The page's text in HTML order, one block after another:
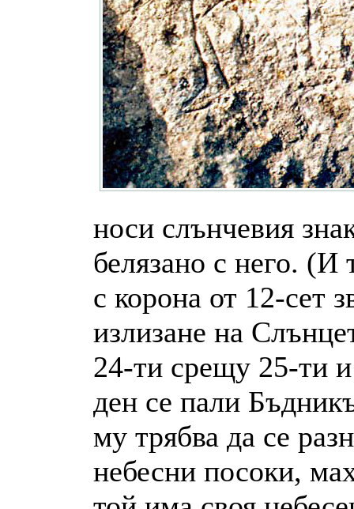
носи слънчевия
белязано с него. (И
с корона от 12-сет
излизане на
24-ти срещу 25-ти и
ден се пали
му трябва да се
небесни посоки,